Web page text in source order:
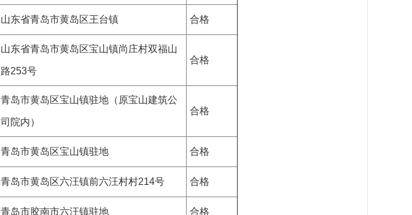
山东省青岛市黄岛区王台镇 合格
山东省青岛市黄岛区宝山镇尚庄村双福山
路253号
合格
青岛市黄岛区宝山镇驻地（原宝山建筑公
司院内）
合格
青岛市黄岛区宝山镇驻地 合格
青岛市黄岛区六汪镇前六汪村村214号 合格
青岛市胶南市六汪镇驻地 合格